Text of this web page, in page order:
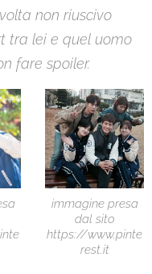
non riuscivo
tra lei e quel uomo
fare spoiler.
immagine presa
dal sito
https://www.pinte
rest.it